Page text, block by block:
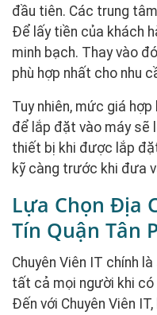
đầu tiên. Các trung
Để lấy tiền của khách
minh bạch. Thay vào
phù hợp nhất cho nhu
Tuy nhiên, mức giá
để lắp đặt vào máy sẽ
thiết bị khi được lắp
kỹ càng trước khi đưa
Lựa Chọn Địa
Tín Quận Tân
Chuyên Viên IT chính
tất cả mọi người khi có
Đến với Chuyên Viên